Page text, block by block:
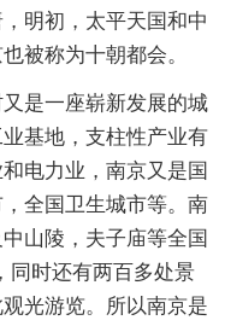
明初，太平天国和中
被称为十朝都会。
是一座崭新发展的城
基地，支柱性产业有
电力业，南京又是国
全国卫生城市等。南
山陵，夫子庙等全国
同时还有两百多处景
光游览。所以南京是